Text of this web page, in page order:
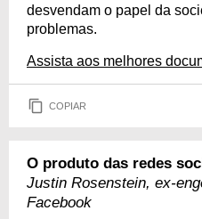
desvendam o papel da
problemas.
Assista aos melhores
COPIAR
O produto das redes
Justin Rosenstein, ex-
Facebook